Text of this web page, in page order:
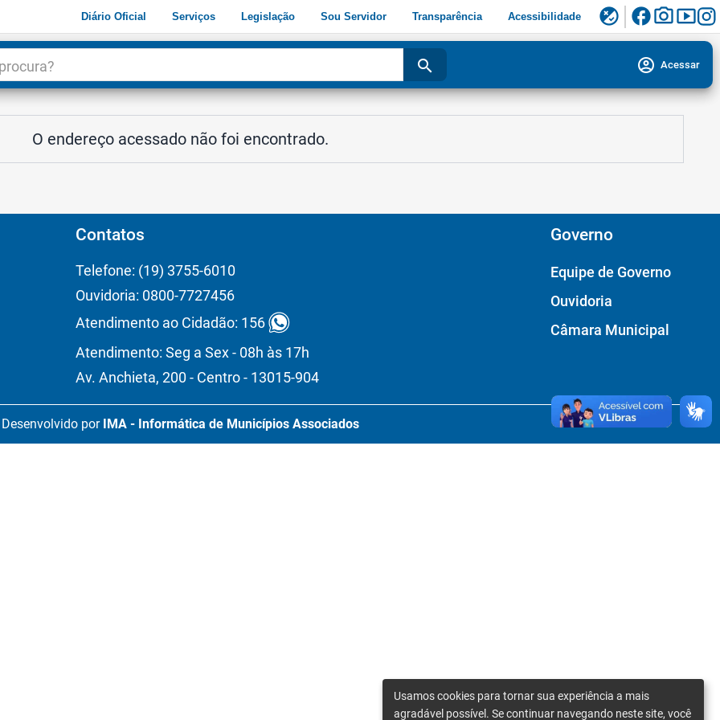
Diário Oficial Serviços Legislação Sou Servidor Transparência Acessibilidade flaky facebookphoto_camerasmart_display
search account_circle Acessar
O endereço acessado não foi encontrado.
Contatos
Telefone: (19) 3755-6010
Ouvidoria: 0800-7727456
Atendimento ao Cidadão: 156
Atendimento: Seg a Sex - 08h às 17h
Av. Anchieta, 200 - Centro - 13015-904
Governo
Equipe de Governo
Ouvidoria
Câmara Municipal
Desenvolvido por IMA - Informática de Municípios Associados
Usamos cookies para tornar sua experiência a mais
agradável possível. Se continuar navegando neste site, você